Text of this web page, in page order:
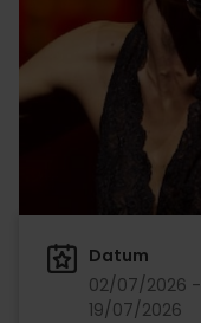
Datum
02/07/2026 -
19/07/2026